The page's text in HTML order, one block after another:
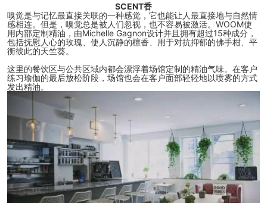
SCENT香
嗅觉是与记忆最直接关联的一种感觉，它也能让人最直接地与自然情
感相连。但是，嗅觉总是被人们忽视，也不容易被激活。WOOM使
用内部定制精油，由Michelle Gagnon设计并且拥有超过15种成分，
包括抚慰人心的玫瑰、使人沉静的檀香、用于对抗抑郁的佛手柑、平
衡彼此的天竺葵。
这里的餐饮区与公共区域内都会漂浮着场馆定制的精油气味。在客户
练习瑜伽的最后放松阶段，场馆也会在客户面部轻轻地以喷雾的方式
发出精油。